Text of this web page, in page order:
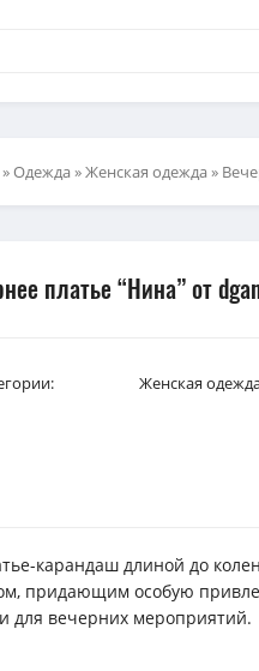
»Одежда»Женская одежда»
платье “Нина” от
Женская
карандаш длиной до
придающим особую
для вечерних мероприятий.